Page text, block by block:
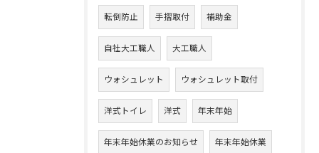
転倒防止 手摺取付 補助金
自社大工職人 大工職人
ウォシュレット ウォシュレット取付
洋式トイレ 洋式 年末年始
年末年始休業のお知らせ 年末年始休業